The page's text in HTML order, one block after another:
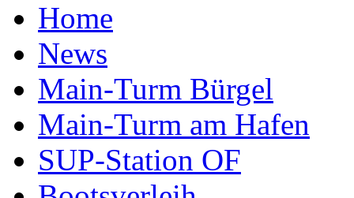
Home
News
Main-Turm Bürgel
Main-Turm am Hafen
SUP-Station OF